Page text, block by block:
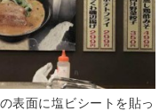
表面に塩ビシートを貼っ